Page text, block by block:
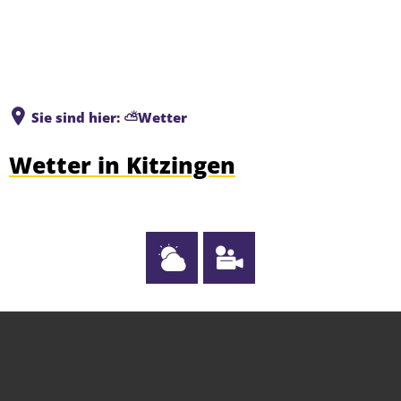
Sie sind hier: ⛅Wetter
⛅
Wetter in Kitzingen